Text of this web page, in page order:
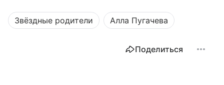
Звёздные родители Алла Пугачева
Поделиться